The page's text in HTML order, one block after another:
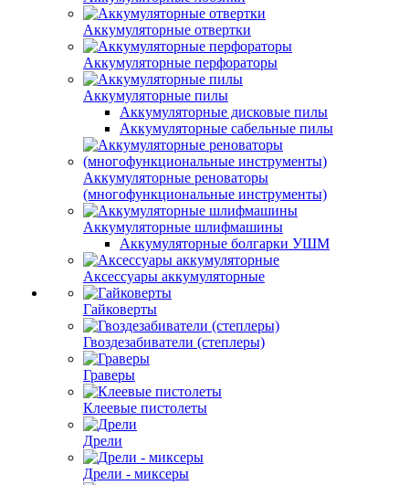
Аккумуляторные отвертки
Аккумуляторные перфораторы
Аккумуляторные пилы
Аккумуляторные дисковые пилы
Аккумуляторные сабельные пилы
Аккумуляторные реноваторы
(многофункциональные инструменты)
Аккумуляторные шлифмашины
Аккумуляторные болгарки УШМ
Аксессуары аккумуляторные
Гайковерты
Гвоздезабиватели (степлеры)
Граверы
Клеевые пистолеты
Дрели
Дрели - миксеры